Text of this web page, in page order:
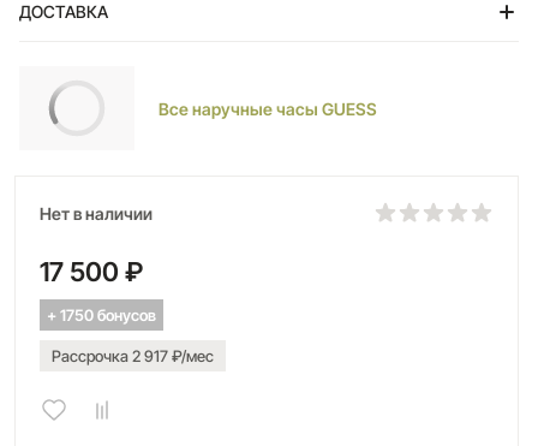
ДОСТАВКА
Все наручные часы GUESS
Нет в наличии
17 500 ₽
+ 1750 бонусов
Рассрочка 2 917 ₽/мес